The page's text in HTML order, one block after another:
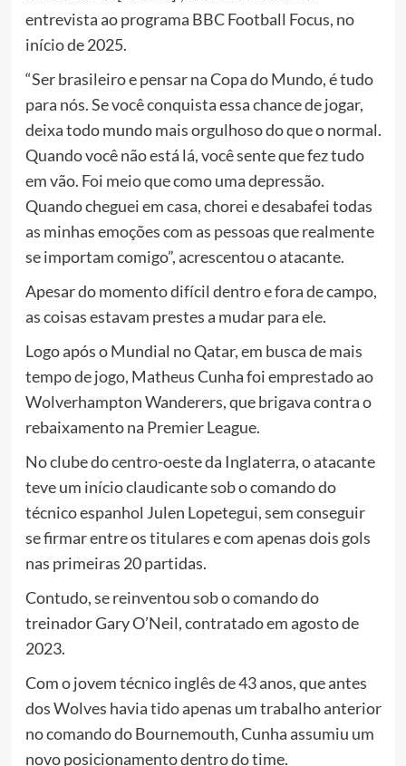
entrevista ao programa BBC Football Focus, no
início de 2025.
“Ser brasileiro e pensar na Copa do Mundo, é tudo
para nós. Se você conquista essa chance de jogar,
deixa todo mundo mais orgulhoso do que o normal.
Quando você não está lá, você sente que fez tudo
em vão. Foi meio que como uma depressão.
Quando cheguei em casa, chorei e desabafei todas
as minhas emoções com as pessoas que realmente
se importam comigo”, acrescentou o atacante.
Apesar do momento difícil dentro e fora de campo,
as coisas estavam prestes a mudar para ele.
Logo após o Mundial no Qatar, em busca de mais
tempo de jogo, Matheus Cunha foi emprestado ao
Wolverhampton Wanderers, que brigava contra o
rebaixamento na Premier League.
No clube do centro-oeste da Inglaterra, o atacante
teve um início claudicante sob o comando do
técnico espanhol Julen Lopetegui, sem conseguir
se firmar entre os titulares e com apenas dois gols
nas primeiras 20 partidas.
Contudo, se reinventou sob o comando do
treinador Gary O’Neil, contratado em agosto de
2023.
Com o jovem técnico inglês de 43 anos, que antes
dos Wolves havia tido apenas um trabalho anterior
no comando do Bournemouth, Cunha assumiu um
novo posicionamento dentro do time.